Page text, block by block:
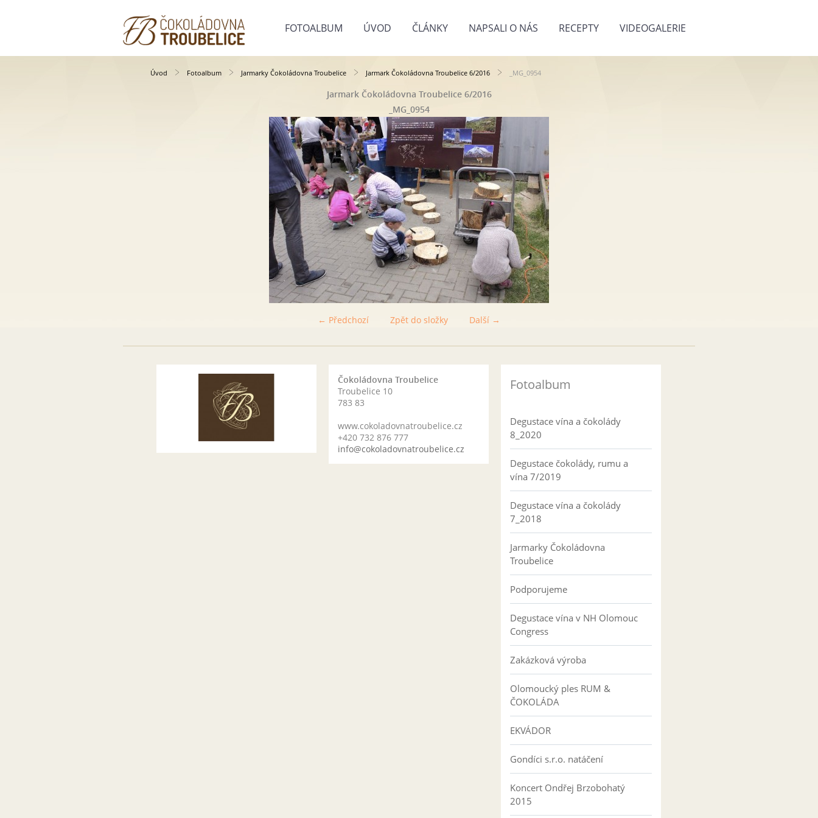
FOTOALBUM ÚVOD ČLÁNKY NAPSALI O NÁS RECEPTY VIDEOGALERIE
Úvod Fotoalbum Jarmarky Čokoládovna Troubelice Jarmark Čokoládovna Troubelice 6/2016 _MG_0954
Jarmark Čokoládovna Troubelice 6/2016
_MG_0954
← Předchozí Další →
Zpět do složky
Čokoládovna Troubelice
Troubelice 10
783 83
www.cokoladovnatroubelice.cz
+420 732 876 777
info@cokoladovnatroubelice.cz
Fotoalbum
Degustace vína a čokolády
8_2020
Degustace čokolády, rumu a
vína 7/2019
Degustace vína a čokolády
7_2018
Jarmarky Čokoládovna
Troubelice
Podporujeme
Degustace vína v NH Olomouc
Congress
Zakázková výroba
Olomoucký ples RUM &
ČOKOLÁDA
EKVÁDOR
Gondíci s.r.o. natáčení
Koncert Ondřej Brzobohatý
2015